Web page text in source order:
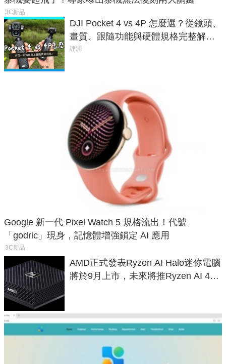
3C新品
DJI Pocket 4 vs 4P 怎麼選？從鏡頭、
畫質、跟隨功能與硬體規格完整解
析，一次看懂兩台差異
評測
Google 新一代 Pixel Watch 5 規格流出！代號
「godric」現身，記憶體增強鎖定 AI 應用
3C新品
AMD正式發表Ryzen AI Halo迷你電腦
將於9月上市，未來將推Ryzen AI 400